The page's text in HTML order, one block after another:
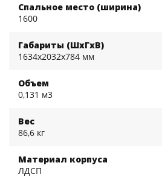
Спальное место (ширина)
1600
Габариты (ШхГхВ)
1634x2032x784 мм
Объем
0,131 м3
Вес
86,6 кг
Материал корпуса
ЛДСП